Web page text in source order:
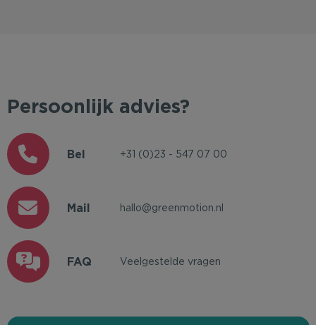
Persoonlijk advies?
Bel +31 (0)23 - 547 07 00
Mail hallo@greenmotion.nl
FAQ Veelgestelde vragen